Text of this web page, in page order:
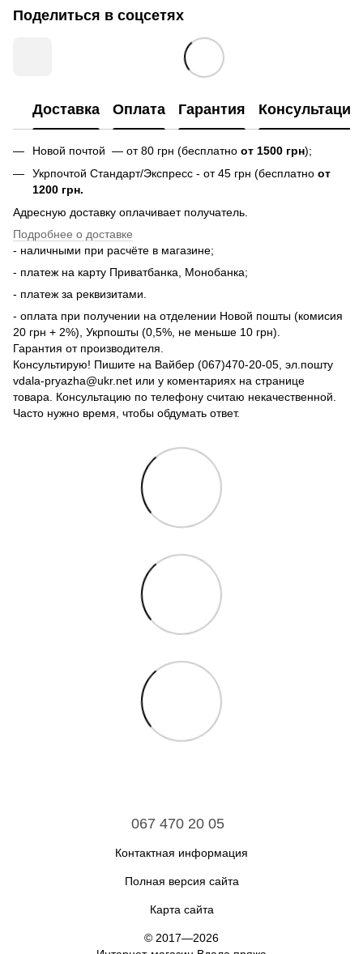
Поделиться в соцсетях
Доставка Оплата Гарантия Консультация
Новой почтой — от 80 грн (бесплатно от 1500 грн);
Укрпочтой Стандарт/Экспресс - от 45 грн (бесплатно от
1200 грн.
Адресную доставку оплачивает получатель.
Подробнее о доставке
- наличными при расчёте в магазине;
- платеж на карту Приватбанка, Монобанка;
- платеж за реквизитами.
- оплата при получении на отделении Новой пошты (комисия
20 грн + 2%), Укрпошты (0,5%, не меньше 10 грн).
Гарантия от производителя.
Консультирую! Пишите на Вайбер (067)470-20-05, эл.пошту
vdala-pryazha@ukr.net или у коментариях на странице
товара. Консультацию по телефону считаю некачественной.
Часто нужно время, чтобы обдумать ответ.
067 470 20 05
Контактная информация
Полная версия сайта
Карта сайта
© 2017—2026